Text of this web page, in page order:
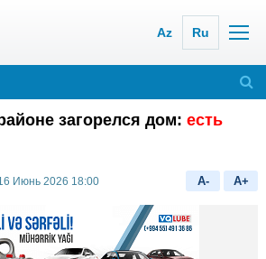
Az Ru
загорелся дом: есть
Июнь 2026 18:00 A- A+